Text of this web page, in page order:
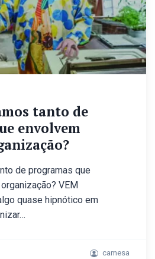
tanto de
envolvem
de programas que
VEM
quase hipnótico em
camesa